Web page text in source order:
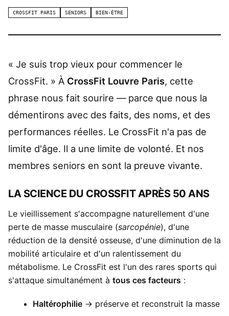
CROSSFIT PARIS SENIORS BIEN-ÊTRE
« Je suis trop vieux pour commencer le
CrossFit. » À CrossFit Louvre Paris, cette
phrase nous fait sourire — parce que nous la
démentirons avec des faits, des noms, et des
performances réelles. Le CrossFit n'a pas de
limite d'âge. Il a une limite de volonté. Et nos
membres seniors en sont la preuve vivante.
LA SCIENCE DU CROSSFIT APRÈS 50 ANS
Le vieillissement s'accompagne naturellement d'une
perte de masse musculaire (sarcopénie), d'une
réduction de la densité osseuse, d'une diminution de la
mobilité articulaire et d'un ralentissement du
métabolisme. Le CrossFit est l'un des rares sports qui
s'attaque simultanément à tous ces facteurs :
Haltérophilie → préserve et reconstruit la masse